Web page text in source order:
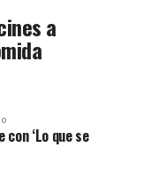
a
‘Lo que se